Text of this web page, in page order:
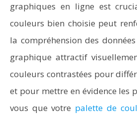
graphiques en ligne est
couleurs bien choisie peut
la compréhension des
graphique attractif
couleurs contrastées pour
et pour mettre en évidence les
vous que votre palette de